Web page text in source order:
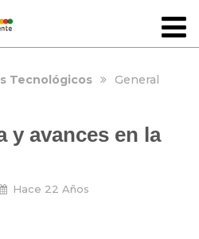
Tecnológicos General
y avances en la
Hace 22 Años